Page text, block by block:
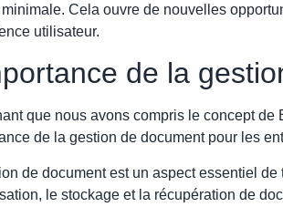
minimale. Cela ouvre de nouvelles
utilisateur.
de la
que nous avons compris le concept de
de la gestion de document pour les
de document est un aspect essentiel
le stockage et la récupération de